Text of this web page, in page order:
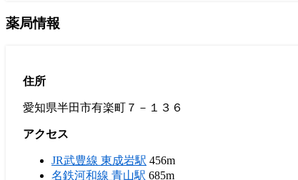
薬局情報
住所
愛知県半田市有楽町７－１３６
アクセス
JR武豊線 東成岩駅 456m
名鉄河和線 青山駅 685m